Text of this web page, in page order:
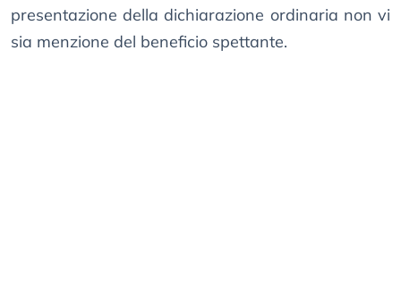
presentazione della dichiarazione ordinaria non vi
sia menzione del beneficio spettante.